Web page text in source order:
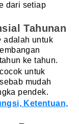
dari setiap
Tahunan
adalah untuk
ke tahun.
untuk
mudah
pendek.
Ketentuan,